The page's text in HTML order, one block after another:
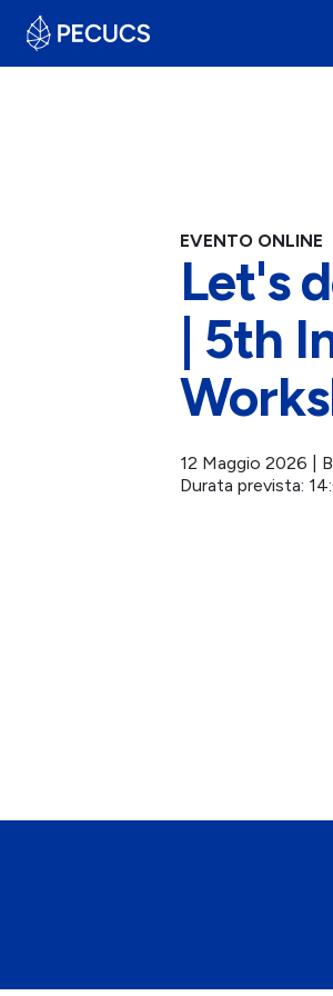
EVENTO ONLINE
Let's
| 5th
12 Maggio 2026 |
Durata prevista: